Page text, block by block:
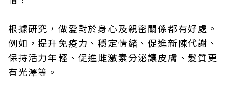
根據研究，做愛對於身心及親密關係都有好處。
例如，提升免疫力、穩定情緒、促進新陳代謝、
保持活力年輕、促進雌激素分泌讓皮膚、髮質更
有光澤等。